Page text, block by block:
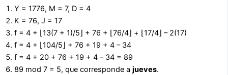
Y = 1776, M = 7, D = 4
K = 76, J = 17
f = 4 + ⌊13(7 + 1)/5⌋ + 76 + ⌊76/4⌋ + ⌊17/4⌋ – 2(17)
f = 4 + ⌊104/5⌋ + 76 + 19 + 4 – 34
f = 4 + 20 + 76 + 19 + 4 – 34 = 89
89 mod 7 = 5, que corresponde a jueves.